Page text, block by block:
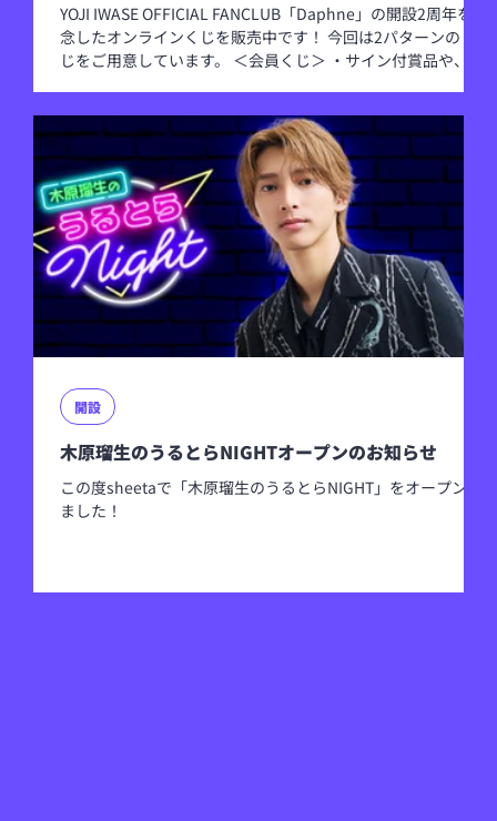
YOJI IWASE OFFICIAL FANCLUB「Daphne」の開設2周年を記
念したオンラインくじを販売中です！ 今回は2パターンのく
じをご用意しています。 ＜会員くじ＞ ・サイン付賞品や、撮
ド」も会員様限定の特典です！ ※YOJI IWASE OFFICIAL
FANCLUB 「Daphne」の有料会員登録が必要となります。
（月額会員、年額会員いずれも対象です。） ＜通常くじ＞ ・
会員限定賞品を除いたラインナップです。 ※アカウント登録
（無料）のみでどなたでもご参加いただけます。
木原瑠生のうるとらNIGHTオープンのお知らせ
この度sheetaで「木原瑠生のうるとらNIGHT」をオープンし
ました！
開設